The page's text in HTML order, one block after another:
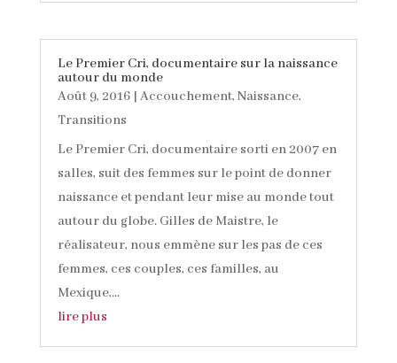
Le Premier Cri, documentaire sur la naissance
autour du monde
Août 9, 2016| Accouchement, Naissance,
Transitions
Le Premier Cri, documentaire sorti en 2007 en
salles, suit des femmes sur le point de donner
naissance et pendant leur mise au monde tout
autour du globe. Gilles de Maistre, le
réalisateur, nous emmène sur les pas de ces
femmes, ces couples, ces familles, au
Mexique,...
lire plus